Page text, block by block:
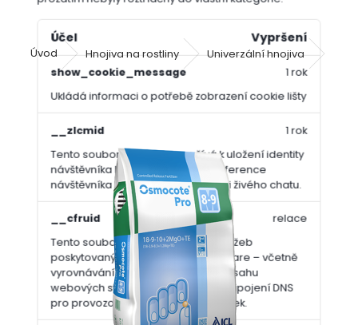
Účel Vypršení
show_cookie_message
Ukládá informaci o potřebě zobrazení cookie lišty
1 rok
__zlcmid
Tento soubor cookie se používá k uložení identity
návštěvníka během návštěv a preference
návštěvníka deaktivovat naši funkci živého chatu.
1 rok
__cfruid
Tento soubor cookie je součástí služeb
poskytovaných společností Cloudflare – včetně
vyrovnávání zátěže, doručování obsahu
webových stránek a poskytování připojení DNS
pro provozovatele webových stránek.
relace
Úvod Hnojiva na rostliny Univerzální hnojiva
Osmocote Pro 8-9M 25kg 18-9-
10+2MgO+TE